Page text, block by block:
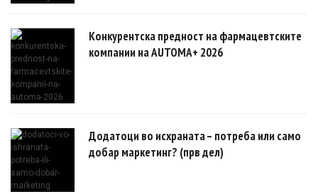
Конкурентска предност на фармацевтските
компании на AUTOMA+ 2026
Додатоци во исхраната – потреба или само
добар маркетинг? (прв дел)